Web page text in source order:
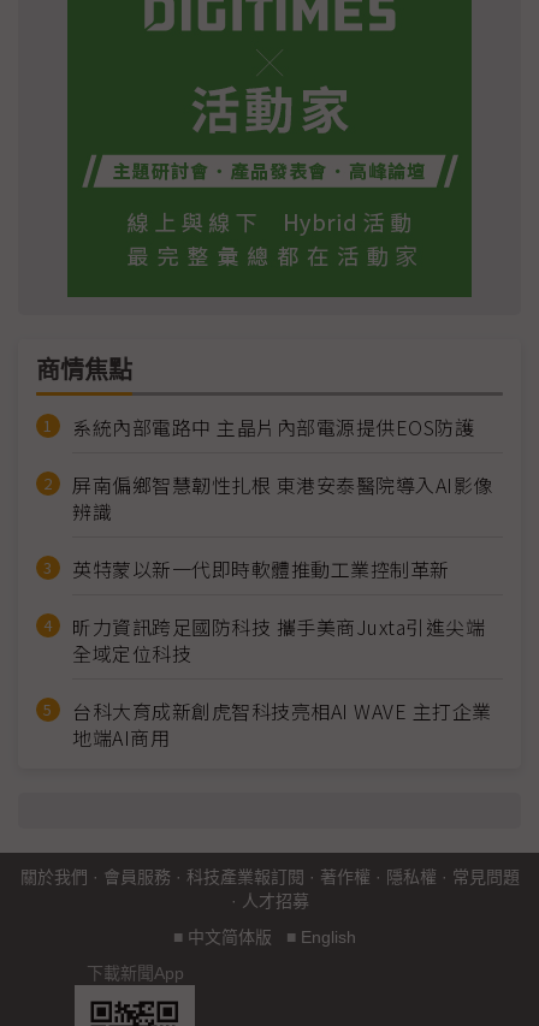
商情焦點
系統內部電路中 主晶片內部電源提供EOS防護
屏南偏鄉智慧韌性扎根 東港安泰醫院導入AI影像
辨識
英特蒙以新一代即時軟體推動工業控制革新
昕力資訊跨足國防科技 攜手美商Juxta引進尖端
全域定位科技
台科大育成新創虎智科技亮相AI WAVE 主打企業
地端AI商用
關於我們 · 會員服務 · 科技產業報訂閱 · 著作權 · 隱私權 · 常見問題
· 人才招募
■ 中文简体版 ■ English
下載新聞App